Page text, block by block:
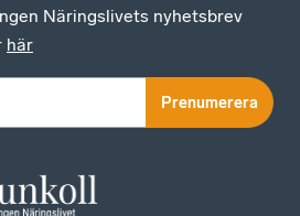
Näringslivets nyhetsbrev
här
Prenumerera